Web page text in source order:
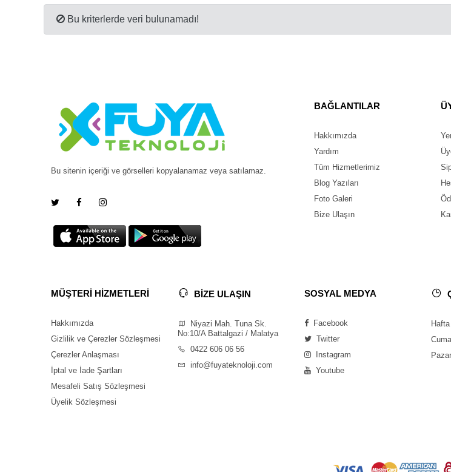
Bu kriterlerde veri bulunamadı!
Bu sitenin içeriği ve görselleri kopyalanamaz veya satılamaz.
BAĞLANTILAR
Hakkımızda
Yardım
Tüm Hizmetlerimiz
Blog Yazıları
Foto Galeri
Bize Ulaşın
MÜŞTERİ HİZMETLERİ
Hakkımızda
Gizlilik ve Çerezler Sözleşmesi
Çerezler Anlaşması
İptal ve İade Şartları
Mesafeli Satış Sözleşmesi
Üyelik Sözleşmesi
BİZE ULAŞIN
Niyazi Mah. Tuna Sk.
No:10/A Battalgazi / Malatya
0422 606 06 56
info@fuyateknoloji.com
SOSYAL MEDYA
Facebook
Twitter
Instagram
Youtube